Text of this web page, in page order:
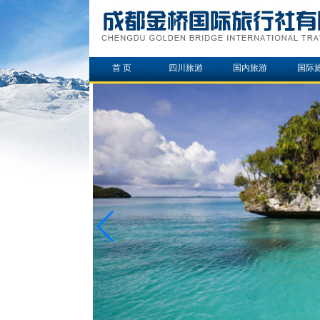
首 页 四川旅游 国内旅游 国际